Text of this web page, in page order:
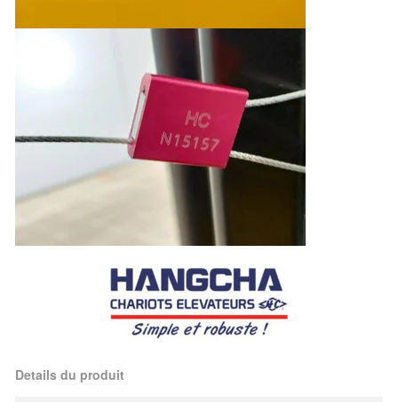
Details du produit